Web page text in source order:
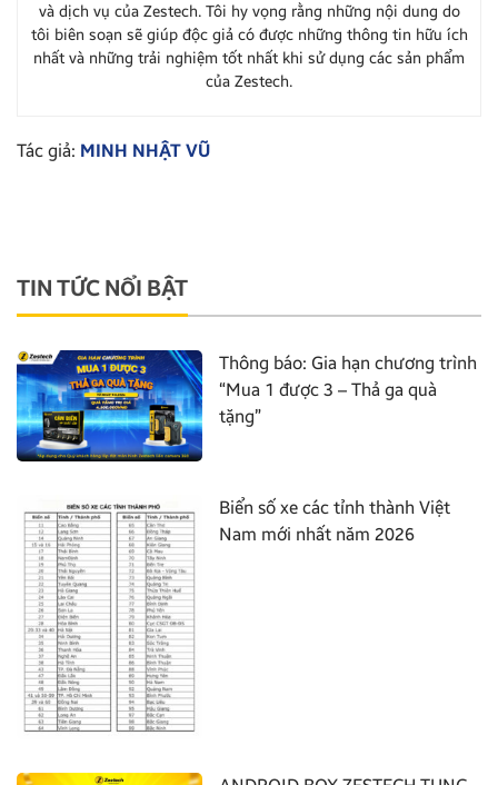
và dịch vụ của Zestech. Tôi hy vọng rằng những nội dung do
tôi biên soạn sẽ giúp độc giả có được những thông tin hữu ích
nhất và những trải nghiệm tốt nhất khi sử dụng các sản phẩm
của Zestech.
Tác giả: MINH NHẬT VŨ
TIN TỨC NỔI BẬT
Thông báo: Gia hạn chương trình
“Mua 1 được 3 – Thả ga quà
tặng”
Biển số xe các tỉnh thành Việt
Nam mới nhất năm 2026